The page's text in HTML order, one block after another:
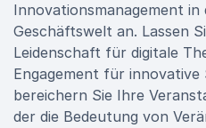
Innovationsmanagement in
Geschäftswelt an. Lassen
Leidenschaft für digitale
Engagement für
bereichern Sie Ihre
der die Bedeutung von